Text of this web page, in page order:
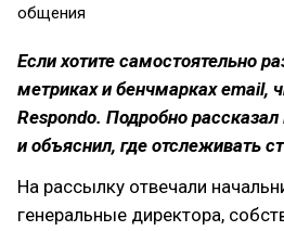
общения
Если хотите самостоятельно
метриках и бенчмарках email,
Respondo. Подробно рассказал
и объяснил, где отслеживать
На рассылку отвечали
генеральные директора,